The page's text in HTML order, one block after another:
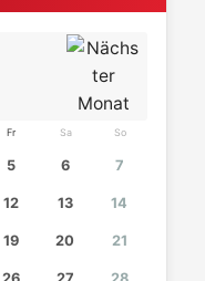
Fr Sa So
5 6 7
12 13 14
19 20 21